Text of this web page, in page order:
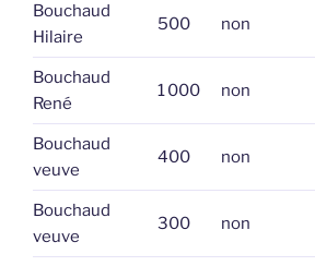
Bouchaud
Hilaire
500 non
Bouchaud
René
1 000 non
Bouchaud
veuve
400 non
Bouchaud
veuve
300 non